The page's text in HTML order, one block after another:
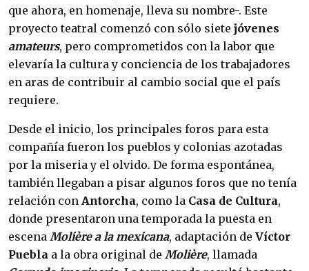
que ahora, en homenaje, lleva su nombre-. Este
proyecto teatral comenzó con sólo siete jóvenes
amateurs, pero comprometidos con la labor que
elevaría la cultura y conciencia de los trabajadores
en aras de contribuir al cambio social que el país
requiere.
Desde el inicio, los principales foros para esta
compañía fueron los pueblos y colonias azotadas
por la miseria y el olvido. De forma espontánea,
también llegaban a pisar algunos foros que no tenía
relación con Antorcha, como la Casa de Cultura,
donde presentaron una temporada la puesta en
escena Molière a la mexicana, adaptación de Víctor
Puebla a la obra original de Molière, llamada